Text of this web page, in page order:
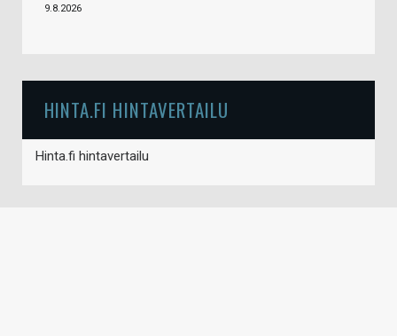
9.8.2026
HINTA.FI HINTAVERTAILU
Hinta.fi hintavertailu